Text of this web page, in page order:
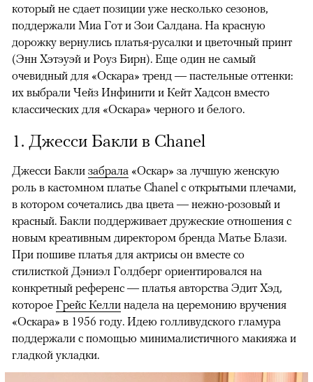
который не сдает позиции уже несколько сезонов,
поддержали Миа Гот и Зои Салдана. На красную
дорожку вернулись платья-русалки и цветочный принт
(Энн Хэтэуэй и Роуз Бирн). Еще один не самый
очевидный для «Оскара» тренд — пастельные оттенки:
их выбрали Чейз Инфинити и Кейт Хадсон вместо
классических для «Оскара» черного и белого.
1. Джесси Бакли в Chanel
00:00 / 00:00
Джесси Бакли забрала «Оскар» за лучшую женскую
роль в кастомном платье Chanel с открытыми плечами,
в котором сочетались два цвета — нежно-розовый и
красный. Бакли поддерживает дружеские отношения с
новым креативным директором бренда Матье Блази.
При пошиве платья для актрисы он вместе со
стилисткой Дэниэл Голдберг ориентировался на
конкретный референс — платья авторства Эдит Хэд,
которое Грейс Келли надела на церемонию вручения
«Оскара» в 1956 году. Идею голливудского гламура
поддержали с помощью минималистичного макияжа и
гладкой укладки.